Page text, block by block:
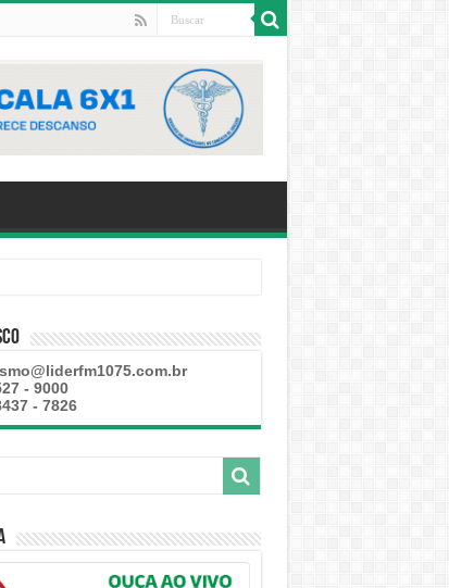
- 9000
- 7826